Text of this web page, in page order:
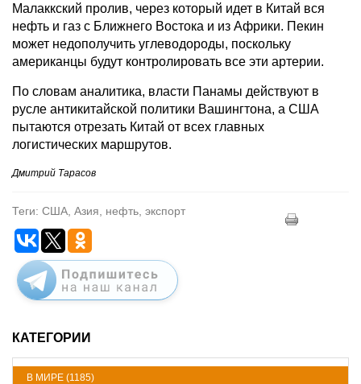
Малаккский пролив, через который идет в Китай вся
нефть и газ с Ближнего Востока и из Африки. Пекин
может недополучить углеводороды, поскольку
американцы будут контролировать все эти артерии.
По словам аналитика, власти Панамы действуют в
русле антикитайской политики Вашингтона, а США
пытаются отрезать Китай от всех главных
логистических маршрутов.
Дмитрий Тарасов
Теги: США, Азия, нефть, экспорт
КАТЕГОРИИ
В МИРЕ (1185)